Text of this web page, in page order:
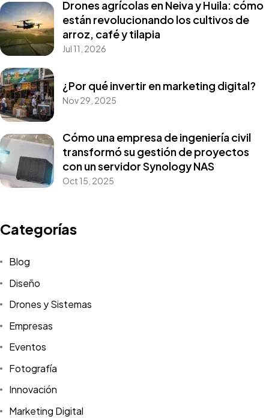
Drones agrícolas en Neiva y Huila: cómo
están revolucionando los cultivos de
arroz, café y tilapia
Jul 11, 2026
¿Por qué invertir en marketing digital?
Nov 29, 2025
Cómo una empresa de ingeniería civil
transformó su gestión de proyectos
con un servidor Synology NAS
Oct 15, 2025
Categorías
Blog
Diseño
Drones y Sistemas
Empresas
Eventos
Fotografía
Innovación
Marketing Digital